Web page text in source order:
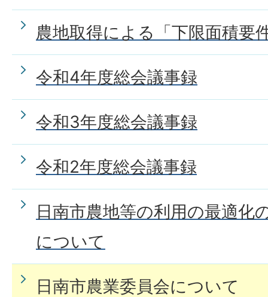
農地取得による「下限面積要
令和4年度総会議事録
令和3年度総会議事録
令和2年度総会議事録
日南市農地等の利用の最適化
について
日南市農業委員会について